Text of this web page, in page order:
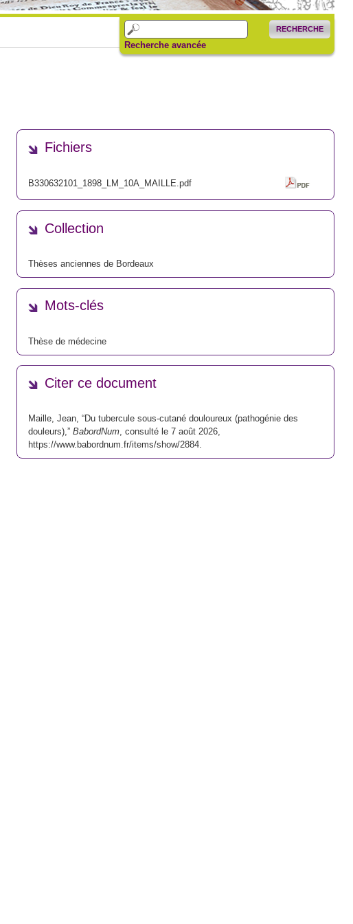
RECHERCHE
Recherche avancée
Fichiers
B330632101_1898_LM_10A_MAILLE.pdf
Collection
Thèses anciennes de Bordeaux
Mots-clés
Thèse de médecine
Citer ce document
Maille, Jean, “Du tubercule sous-cutané douloureux (pathogénie des
douleurs),” BabordNum, consulté le 7 août 2026,
https://www.babordnum.fr/items/show/2884.